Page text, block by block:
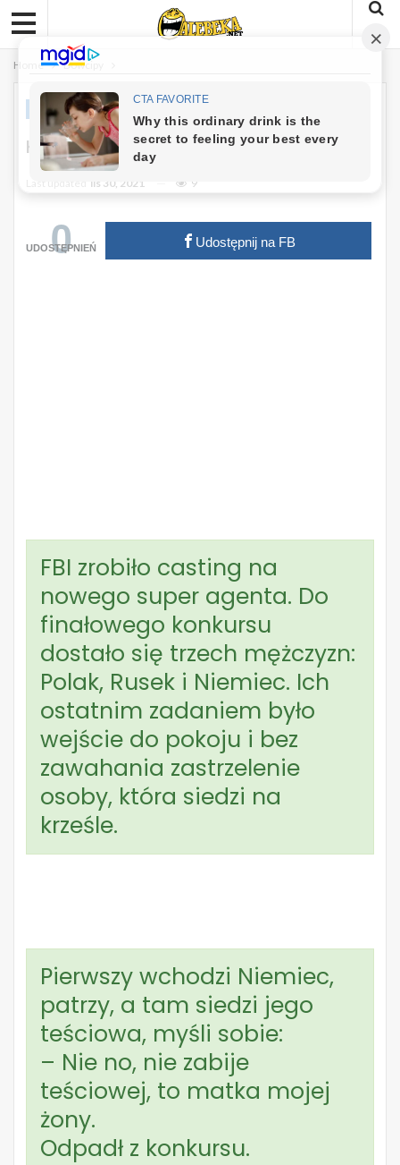
Home Dowcipy
DOWCIPY
Kawał: Casting W FBI :)
lis 30, 2021 9
0
UDOSTĘPNIEŃ Udostępnij na FB
FBI zrobiło casting na
nowego super agenta. Do
finałowego konkursu
dostało się trzech mężczyzn:
Polak, Rusek i Niemiec. Ich
ostatnim zadaniem było
wejście do pokoju i bez
zawahania zastrzelenie
osoby, która siedzi na
krześle.
Pierwszy wchodzi Niemiec,
patrzy, a tam siedzi jego
teściowa, myśli sobie:
– Nie no, nie zabije
teściowej, to matka mojej
żony.
Odpadł z konkursu.